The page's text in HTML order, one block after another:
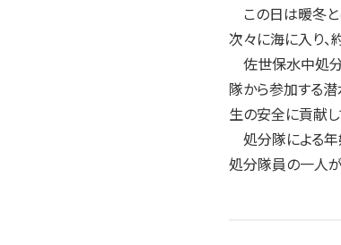
この日は暖冬
次々に海に入り、
佐世保水中処分
隊から参加する
生の安全に貢献し
処分隊による年
処分隊員の一人が